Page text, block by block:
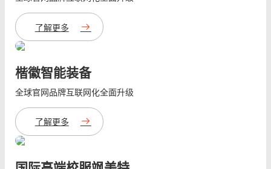
了解更多
楷徽智能装备
全球官网品牌互联网化全面升级
了解更多